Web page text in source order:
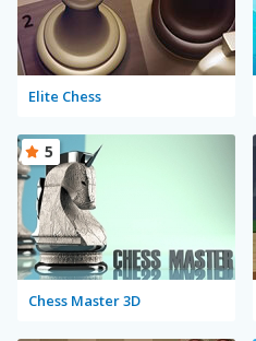
Elite Chess
Chess Master 3D
5